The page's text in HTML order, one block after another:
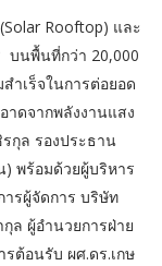
Rooftop) และ
บนพื้นที่กว่า 20,000
ำเร็จในการต่อยอด
าดจากพลังงานแสง
กุล รองประธาน
) พร้อมด้วยผู้บริหาร
รผู้จัดการ บริษัท
ล ผู้อำนวยการฝ่าย
ต้อนรับ ผศ.ดร.เกษ